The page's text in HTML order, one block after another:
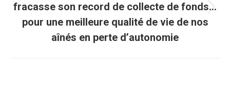
Article
suivant
:
fracasse son record de collecte de fonds…
pour une meilleure qualité de vie de nos
aînés en perte d’autonomie